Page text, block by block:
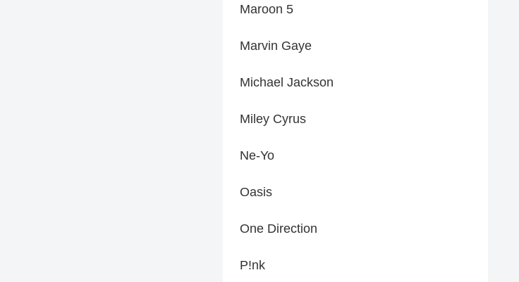
Maroon 5
Marvin Gaye
Michael Jackson
Miley Cyrus
Ne-Yo
Oasis
One Direction
P!nk